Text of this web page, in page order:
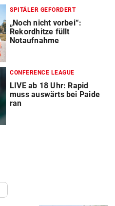
SPITÄLER GEFORDERT
„Noch nicht vorbei“:
Rekordhitze füllt
Notaufnahme
CONFERENCE LEAGUE
LIVE ab 18 Uhr: Rapid
muss auswärts bei Paide
ran